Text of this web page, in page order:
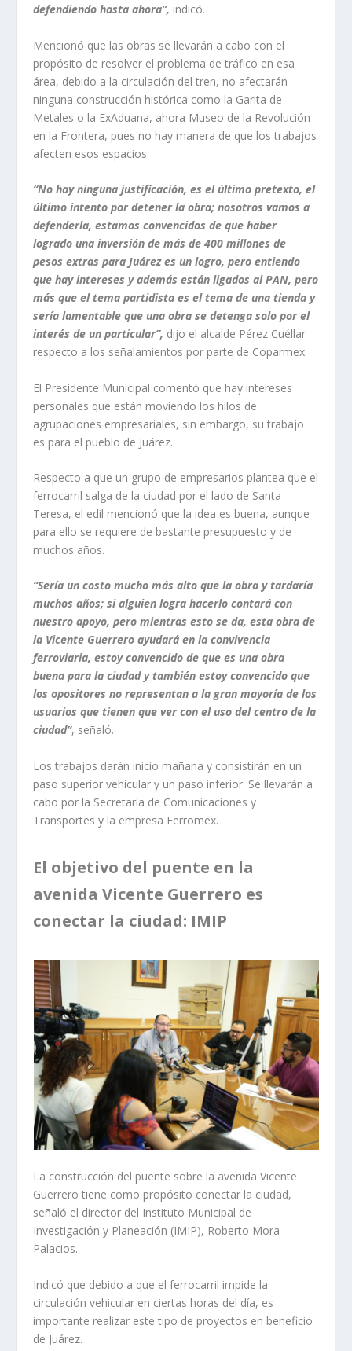
defendiendo hasta ahora”, indicó.
Mencionó que las obras se llevarán a cabo con el
propósito de resolver el problema de tráfico en esa
área, debido a la circulación del tren, no afectarán
ninguna construcción histórica como la Garita de
Metales o la ExAduana, ahora Museo de la Revolución
en la Frontera, pues no hay manera de que los trabajos
afecten esos espacios.
“No hay ninguna justificación, es el último pretexto, el
último intento por detener la obra; nosotros vamos a
defenderla, estamos convencidos de que haber
logrado una inversión de más de 400 millones de
pesos extras para Juárez es un logro, pero entiendo
que hay intereses y además están ligados al PAN, pero
más que el tema partidista es el tema de una tienda y
sería lamentable que una obra se detenga solo por el
interés de un particular”, dijo el alcalde Pérez Cuéllar
respecto a los señalamientos por parte de Coparmex.
El Presidente Municipal comentó que hay intereses
personales que están moviendo los hilos de
agrupaciones empresariales, sin embargo, su trabajo
es para el pueblo de Juárez.
Respecto a que un grupo de empresarios plantea que el
ferrocarril salga de la ciudad por el lado de Santa
Teresa, el edil mencionó que la idea es buena, aunque
para ello se requiere de bastante presupuesto y de
muchos años.
“Sería un costo mucho más alto que la obra y tardaría
muchos años; si alguien logra hacerlo contará con
nuestro apoyo, pero mientras esto se da, esta obra de
la Vicente Guerrero ayudará en la convivencia
ferroviaria, estoy convencido de que es una obra
buena para la ciudad y también estoy convencido que
los opositores no representan a la gran mayoría de los
usuarios que tienen que ver con el uso del centro de la
ciudad”, señaló.
Los trabajos darán inicio mañana y consistirán en un
paso superior vehicular y un paso inferior. Se llevarán a
cabo por la Secretaría de Comunicaciones y
Transportes y la empresa Ferromex.
El objetivo del puente en la
avenida Vicente Guerrero es
conectar la ciudad: IMIP
La construcción del puente sobre la avenida Vicente
Guerrero tiene como propósito conectar la ciudad,
señaló el director del Instituto Municipal de
Investigación y Planeación (IMIP), Roberto Mora
Palacios.
Indicó que debido a que el ferrocarril impide la
circulación vehicular en ciertas horas del día, es
importante realizar este tipo de proyectos en beneficio
de Juárez.